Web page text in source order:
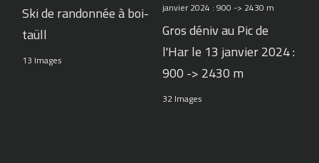
Ski de randonnée à boi-
taüll
13 Images
Gros déniv au Pic de
l'Har le 13 janvier 2024 :
900 -> 2430 m
32 Images